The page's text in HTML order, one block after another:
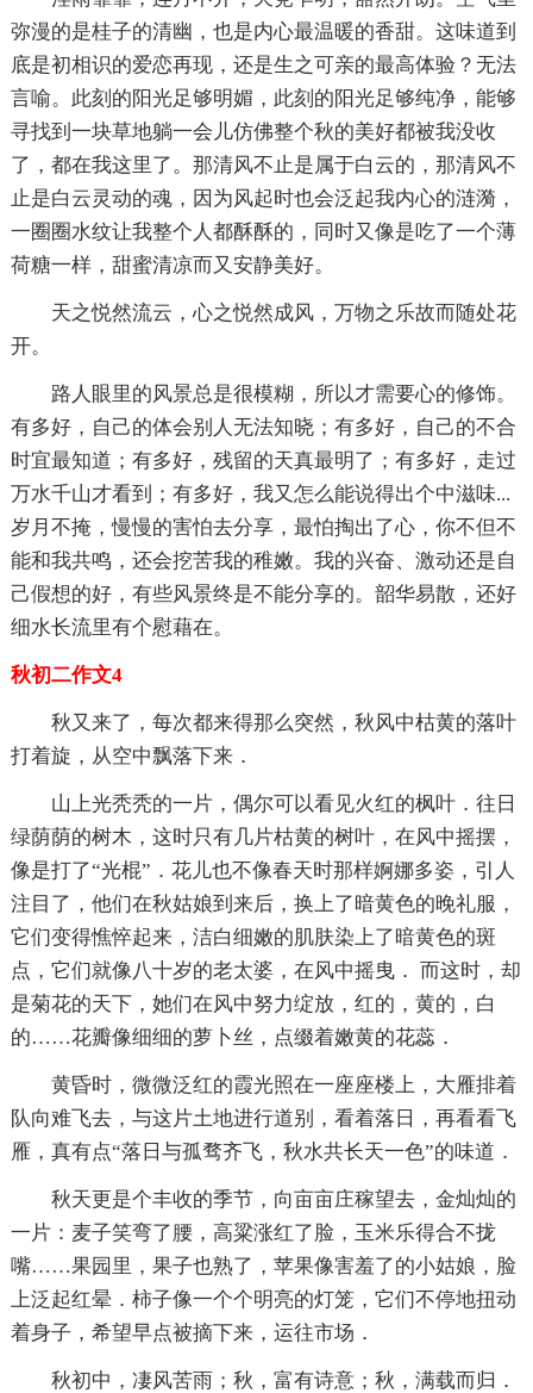
弥漫的是桂子的清幽，也是内心最温暖的香甜。这味道到
底是初相识的爱恋再现，还是生之可亲的最高体验？无法
言喻。此刻的阳光足够明媚，此刻的阳光足够纯净，能够
寻找到一块草地躺一会儿仿佛整个秋的美好都被我没收
了，都在我这里了。那清风不止是属于白云的，那清风不
止是白云灵动的魂，因为风起时也会泛起我内心的涟漪，
一圈圈水纹让我整个人都酥酥的，同时又像是吃了一个薄
荷糖一样，甜蜜清凉而又安静美好。
天之悦然流云，心之悦然成风，万物之乐故而随处花
开。
路人眼里的风景总是很模糊，所以才需要心的修饰。
有多好，自己的体会别人无法知晓；有多好，自己的不合
时宜最知道；有多好，残留的天真最明了；有多好，走过
万水千山才看到；有多好，我又怎么能说得出个中滋味...
岁月不掩，慢慢的害怕去分享，最怕掏出了心，你不但不
能和我共鸣，还会挖苦我的稚嫩。我的兴奋、激动还是自
己假想的好，有些风景终是不能分享的。韶华易散，还好
细水长流里有个慰藉在。
秋初二作文4
秋又来了，每次都来得那么突然，秋风中枯黄的落叶
打着旋，从空中飘落下来．
山上光秃秃的一片，偶尔可以看见火红的枫叶．往日
绿荫荫的树木，这时只有几片枯黄的树叶，在风中摇摆，
像是打了“光棍”．花儿也不像春天时那样婀娜多姿，引人
注目了，他们在秋姑娘到来后，换上了暗黄色的晚礼服，
它们变得憔悴起来，洁白细嫩的肌肤染上了暗黄色的斑
点，它们就像八十岁的老太婆，在风中摇曳． 而这时，却
是菊花的天下，她们在风中努力绽放，红的，黄的，白
的……花瓣像细细的萝卜丝，点缀着嫩黄的花蕊．
黄昏时，微微泛红的霞光照在一座座楼上，大雁排着
队向难飞去，与这片土地进行道别，看着落日，再看看飞
雁，真有点“落日与孤骛齐飞，秋水共长天一色”的味道．
秋天更是个丰收的季节，向亩亩庄稼望去，金灿灿的
一片：麦子笑弯了腰，高粱涨红了脸，玉米乐得合不拢
嘴……果园里，果子也熟了，苹果像害羞了的小姑娘，脸
上泛起红晕．柿子像一个个明亮的灯笼，它们不停地扭动
着身子，希望早点被摘下来，运往市场．
秋初中，凄风苦雨；秋，富有诗意；秋，满载而归．